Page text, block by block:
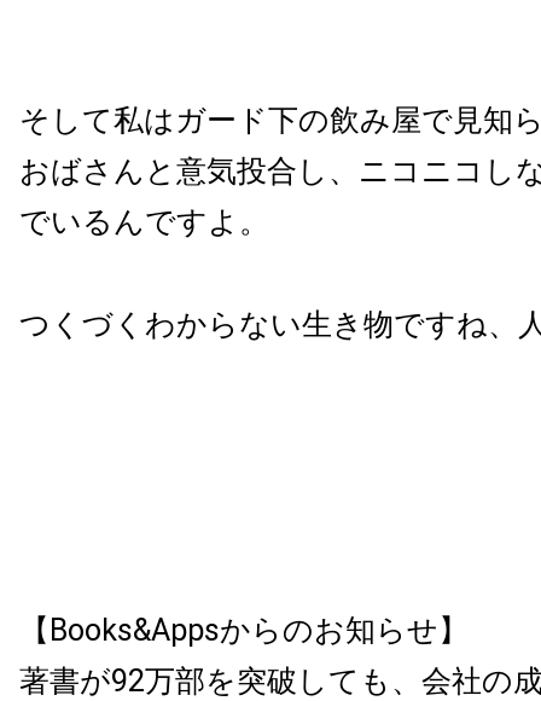
そして私はガード下の飲み屋で見知
おばさんと意気投合し、ニコニコし
でいるんですよ。
つくづくわからない生き物ですね、
【Books&Appsからのお知らせ】
著書が92万部を突破しても、会社の